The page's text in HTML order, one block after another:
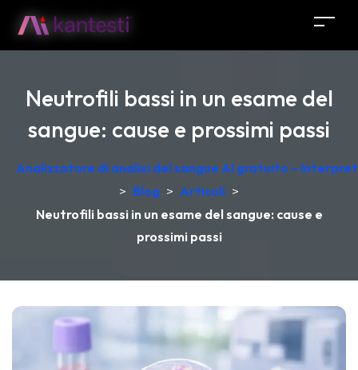
Neutrofili bassi in un esame del
sangue: cause e prossimi passi
Analizzatore di analisi del sangue AI gratuito –
> Blog > Articoli >
Neutrofili bassi in un esame del sangue: cause e
prossimi passi